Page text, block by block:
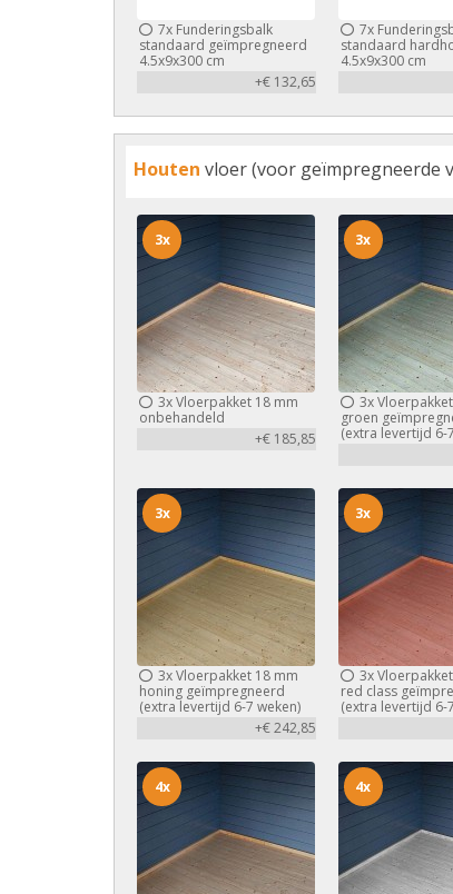
7x Funderingsbalk
standaard geïmpregneerd
4.5x9x300 cm
+€ 132,65
7x
standaard
4.5x9x300 cm
Houten vloer (voor geïmpregneerde
3xVloerpakket 18 mm
onbehandeld
+€ 185,85
3x
3x
groen
(extra levertijd 6-
3x
3xVloerpakket 18 mm
honing geïmpregneerd
(extra levertijd 6-7 weken)
+€ 242,85
3x
3x
red class
(extra levertijd 6-
3x
4x 4x